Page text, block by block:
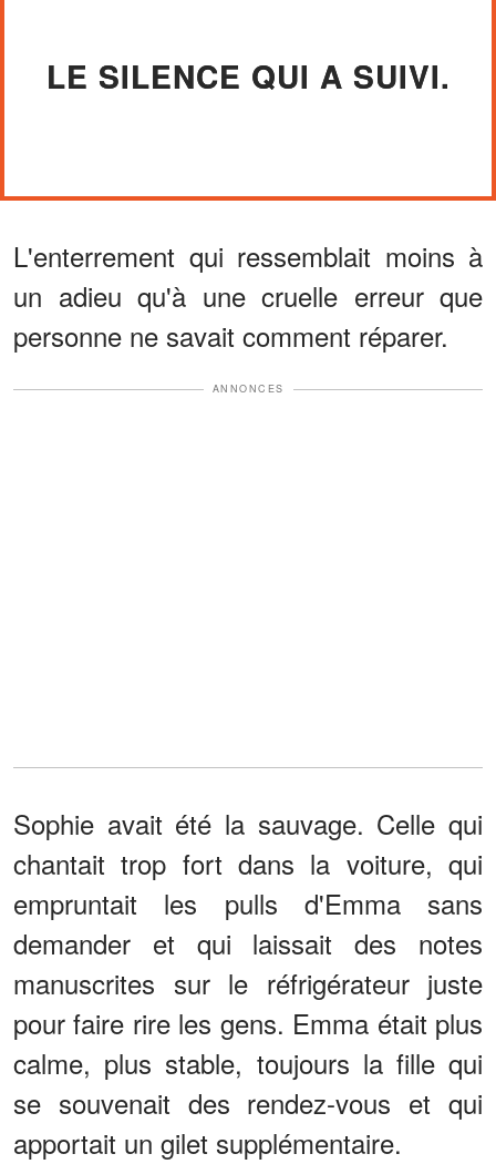
LE SILENCE QUI A SUIVI.
L'enterrement qui ressemblait moins à
un adieu qu'à une cruelle erreur que
personne ne savait comment réparer.
ANNONCES
Sophie avait été la sauvage. Celle qui
chantait trop fort dans la voiture, qui
empruntait les pulls d'Emma sans
demander et qui laissait des notes
manuscrites sur le réfrigérateur juste
pour faire rire les gens. Emma était plus
calme, plus stable, toujours la fille qui
se souvenait des rendez-vous et qui
apportait un gilet supplémentaire.